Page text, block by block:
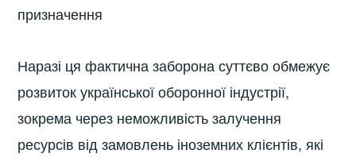
призначення
Наразі ця фактична заборона суттєво обмежує
розвиток української оборонної індустрії,
зокрема через неможливість залучення
ресурсів від замовлень іноземних клієнтів, які